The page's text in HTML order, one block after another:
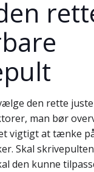
den rette
man bør
vigtigt at tænke
Skal
den kunne